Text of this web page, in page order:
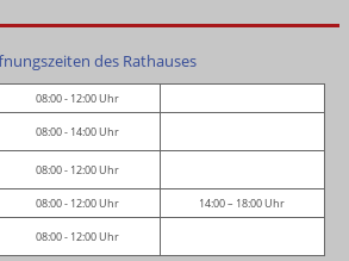
des Rathauses
08:00 - 12:00 Uhr
08:00 - 14:00 Uhr
08:00 - 12:00 Uhr
08:00 - 12:00 Uhr 14:00 – 18:00 Uhr
08:00 - 12:00 Uhr